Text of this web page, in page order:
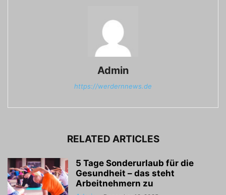
Admin
https://werdernnews.de
RELATED ARTICLES
5 Tage Sonderurlaub für die
Gesundheit – das steht
Arbeitnehmern zu